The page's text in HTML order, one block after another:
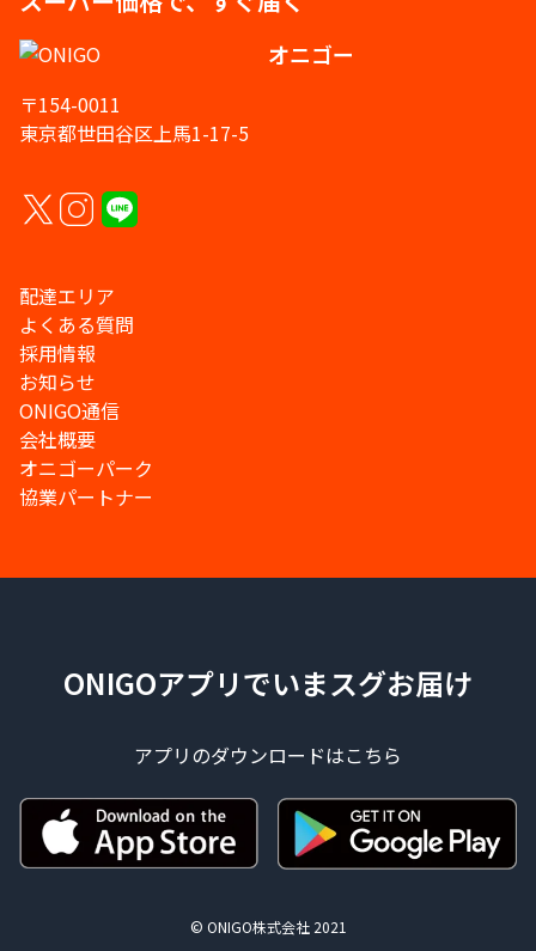
オニゴー
〒154-0011
東京都世田谷区上馬1-17-5
配達エリア
よくある質問
採用情報
お知らせ
ONIGO通信
会社概要
オニゴーパーク
協業パートナー
ONIGOアプリでいまスグお届け
アプリのダウンロードはこちら
© ONIGO株式会社 2021